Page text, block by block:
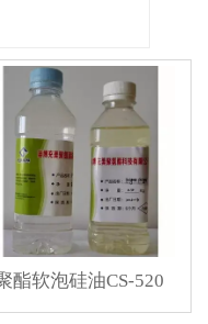
酯软泡硅油CS-520